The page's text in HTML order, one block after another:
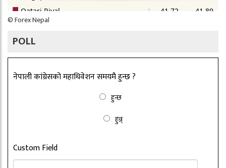
©Forex Nepal
POLL
नेपाली कांग्रेसको महाधिवेशन समयमै हुन्छ ?
हुन्छ
हुन्न्
Custom Field